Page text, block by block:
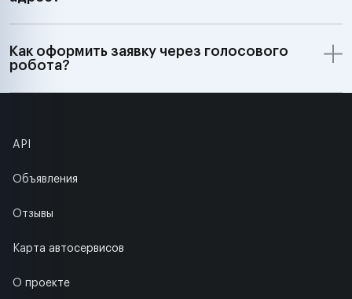
Как оформить заявку через голосового
робота?
API
Объявления
Отзывы
Карта автосервисов
О проекте